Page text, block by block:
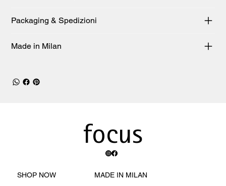
Packaging & Spedizioni
Made in Milan
focus
MADE IN MILAN
SHOP NOW